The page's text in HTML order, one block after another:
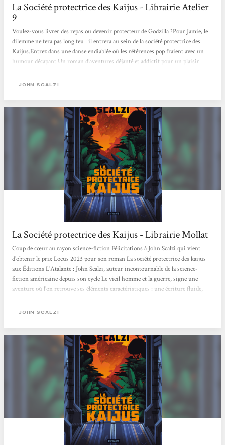
La Société protectrice des Kaijus - Librairie Atelier
9
Voulez-vous livrer des repas ou devenir protecteur de Godzilla ?Pour Jamie, le
dilemme ne fera pas long feu : il entrera au sein de la société protectrice des
Kaijus.Entrez dans une danse endiablée où les références pop fraient avec un
humour décapant.Un roman d’aventures déjanté et addictif pour un plaisir
JOHN SCALZI
La Société protectrice des Kaijus - Librairie Mollat
Coup de cœur au rayon science-fiction Félicitations à John Scalzi qui vient
d'obtenir le prix Locus 2023 pour son roman La société protectrice des kaijus
aux Éditions L'Atalante : John Scalzi, auteur incontournable de la science-
fiction américaine depuis son cycle Le vieil homme et la guerre, signe une
aventure où l'on retrouve ses éléments caractéristiques : une écriture fluide,
laisser indifférent !
JOHN SCALZI